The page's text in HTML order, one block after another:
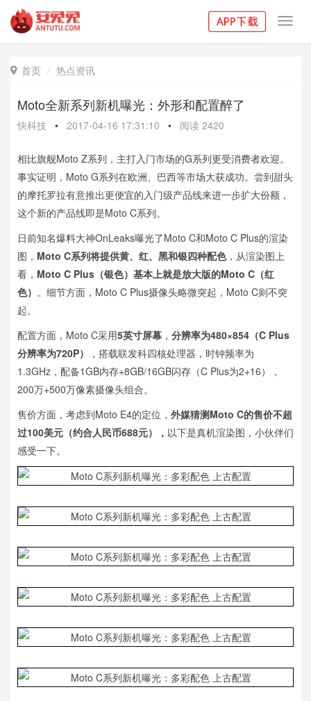
 首页 热点资讯
Moto全新系列新机曝光：外形和配置醉了
快科技 • 2017-04-16 17:31:10 • 阅读 2420
相比旗舰Moto Z系列，主打入门市场的G系列更受消费者欢迎。
事实证明，Moto G系列在欧洲、巴西等市场大获成功。尝到甜头
的摩托罗拉有意推出更便宜的入门级产品线来进一步扩大份额，
这个新的产品线即是Moto C系列。
日前知名爆料大神OnLeaks曝光了Moto C和Moto C Plus的渲染
图， Moto C系列将提供黄、红、黑和银四种配色，从渲染图上
看， Moto C Plus（银色）基本上就是放大版的Moto C（红
色） 。细节方面，Moto C Plus摄像头略微突起，Moto C则不突
起。
配置方面，Moto C采用5英寸屏幕 ， 分辨率为480×854（C Plus
分辨率为720P）
，搭载联发科四核处理器，时钟频率为
1.3GHz，配备1GB内存+8GB/16GB闪存（C Plus为2+16），
200万+500万像素摄像头组合。
售价方面，考虑到Moto E4的定位， 外媒猜测Moto C的售价不超
过100美元（约合人民币688元）， 以下是真机渲染图，小伙伴们
感受一下。